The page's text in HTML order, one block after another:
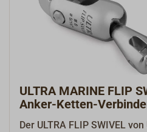
ULTRA MARINE FLIP
Anker-Ketten-
Edelstahl
Der ULTRA FLIP SWIVEL von